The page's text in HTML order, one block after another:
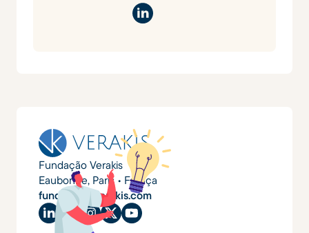
Fundação Verakis
Eaubonne, Paris • França
fundacao@verakis.com